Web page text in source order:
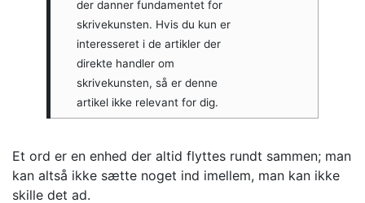
der danner fundamentet for
skrivekunsten. Hvis du kun er
interesseret i de artikler der
direkte handler om
skrivekunsten, så er denne
artikel ikke relevant for dig.
Et ord er en enhed der altid flyttes rundt sammen; man
kan altså ikke sætte noget ind imellem, man kan ikke
skille det ad.